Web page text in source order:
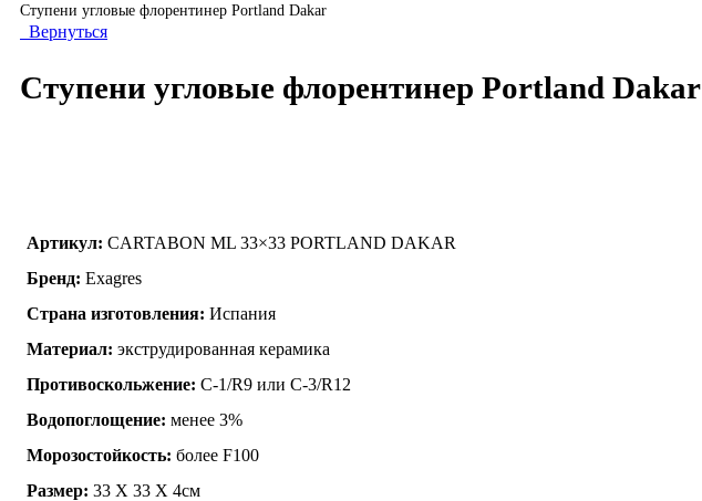
Ступени угловые флорентинер Portland Dakar
Вернуться
Ступени угловые флорентинер Portland Dakar
Артикул: CARTABON ML 33×33 PORTLAND DAKAR
Бренд: Exagres
Страна изготовления: Испания
Материал: экструдированная керамика
Противоскольжение: C-1/R9 или C-3/R12
Водопоглощение: менее 3%
Морозостойкость: более F100
Размер: 33 Х 33 X 4см